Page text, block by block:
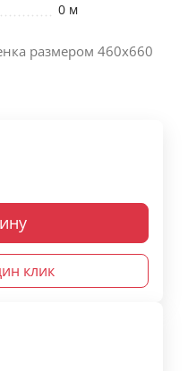
0 м
размером 460х660
клик